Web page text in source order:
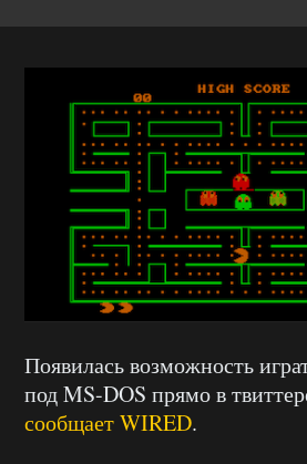
Появилась возможность
под MS-DOS прямо в
сообщает WIRED.